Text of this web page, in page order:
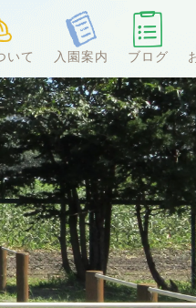
いて 入園案内 ブログ